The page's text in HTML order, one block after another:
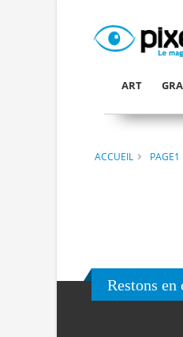
ART
ACCUEIL PAGE1
Restons en